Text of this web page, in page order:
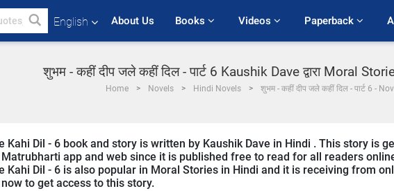
English About Us Books Videos Paperback
शुभम - कहीं दीप जले कहीं दिल - पार्ट 6 Kaushik Dave द्वारा Moral
Home Novels Hindi Novels शुभम - कहीं दीप जले कहीं दिल - पार्ट 6 -
Kahi Dil - 6 book and story is written by Kaushik Dave in Hindi . This story is
app and web since it is published free to read for all readers
Kahi Dil - 6 is also popular in Moral Stories in Hindi and it is receiving from
to get access to this story.